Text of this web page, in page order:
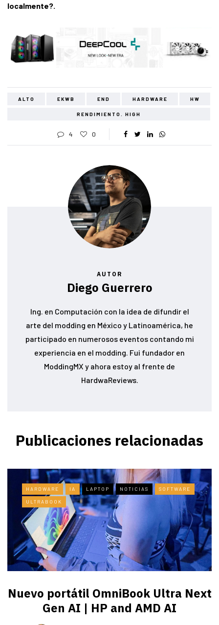
localmente?.
ALTO EKWB END HARDWARE HW
RENDIMIENTO. HIGH
4 0
AUTOR
Diego Guerrero
Ing. en Computación con la idea de difundir el
arte del modding en México y Latinoamérica, he
participado en numerosos eventos contando mi
experiencia en el modding. Fui fundador en
ModdingMX y ahora estoy al frente de
HardwaReviews.
Publicaciones relacionadas
HARDWARE IA LAPTOP NOTICIAS SOFTWARE
ULTRABOOK
Nuevo portátil OmniBook Ultra ​Next
Gen AI | HP and AMD AI